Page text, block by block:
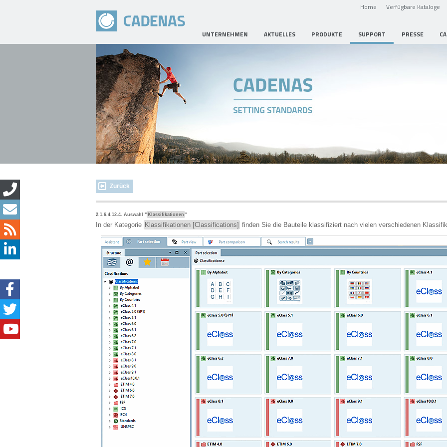
Home Verfügbare Kataloge
UNTERNEHMEN AKTUELLES PRODUKTE SUPPORT PRESSE
Zurück
2.1.6.4.12.4. Auswahl " Klassifikationen "
In der Kategorie Klassifikationen [Classifications] finden Sie die Bauteile klassifiziert nach vielen verschiedenen